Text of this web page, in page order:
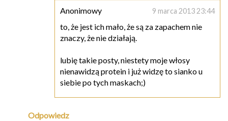
Anonimowy 9 marca 2013 23:44
to, że jest ich mało, że są za zapachem nie
znaczy, że nie działają.
lubię takie posty, niestety moje włosy
nienawidzą protein i już widzę to sianko u
siebie po tych maskach;)
Odpowiedz